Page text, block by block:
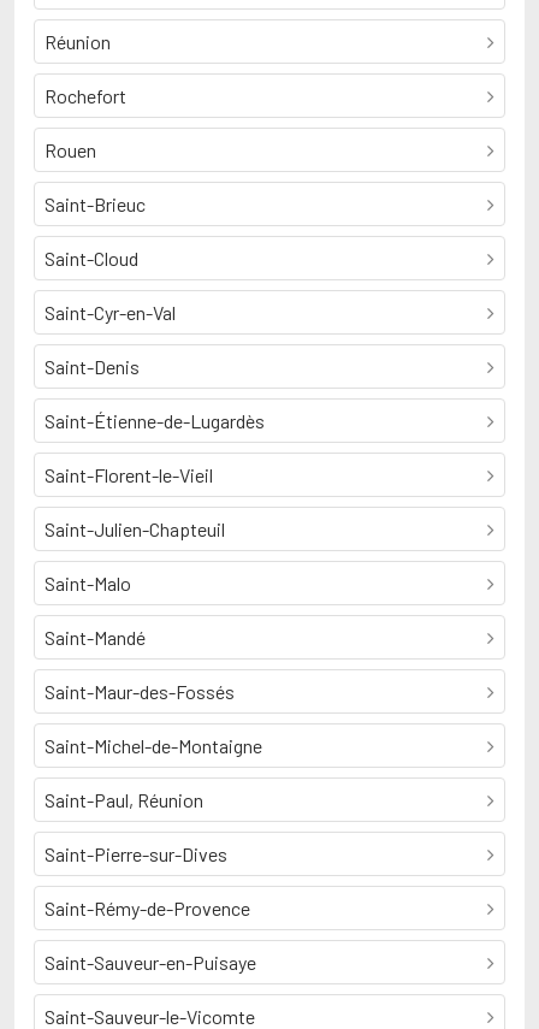
Réunion
Rochefort
Rouen
Saint-Brieuc
Saint-Cloud
Saint-Cyr-en-Val
Saint-Denis
Saint-Étienne-de-Lugardès
Saint-Florent-le-Vieil
Saint-Julien-Chapteuil
Saint-Malo
Saint-Mandé
Saint-Maur-des-Fossés
Saint-Michel-de-Montaigne
Saint-Paul, Réunion
Saint-Pierre-sur-Dives
Saint-Rémy-de-Provence
Saint-Sauveur-en-Puisaye
Saint-Sauveur-le-Vicomte